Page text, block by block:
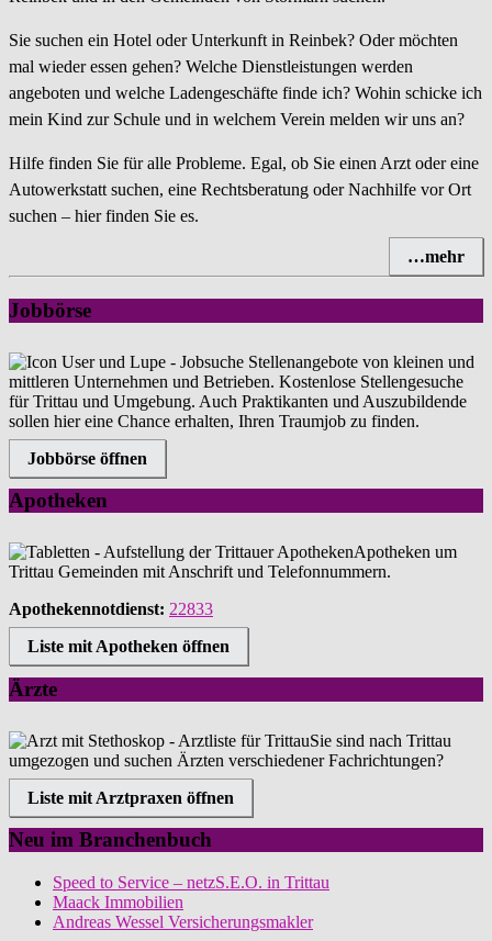
Sie suchen ein Hotel oder Unterkunft in Reinbek? Oder möchten
mal wieder essen gehen? Welche Dienstleistungen werden
angeboten und welche Ladengeschäfte finde ich? Wohin schicke ich
mein Kind zur Schule und in welchem Verein melden wir uns an?
Hilfe finden Sie für alle Probleme. Egal, ob Sie einen Arzt oder eine
Autowerkstatt suchen, eine Rechtsberatung oder Nachhilfe vor Ort
suchen – hier finden Sie es.
…mehr
Jobbörse
Stellenangebote von kleinen und
mittleren Unternehmen und Betrieben. Kostenlose Stellengesuche
für Trittau und Umgebung. Auch Praktikanten und Auszubildende
sollen hier eine Chance erhalten, Ihren Traumjob zu finden.
Jobbörse öffnen
Apotheken
Apotheken um
Trittau Gemeinden mit Anschrift und Telefonnummern.
Apothekennotdienst: 22833
Liste mit Apotheken öffnen
Ärzte
Sie sind nach Trittau
umgezogen und suchen Ärzten verschiedener Fachrichtungen?
Liste mit Arztpraxen öffnen
Neu im Branchenbuch
Speed to Service – netzS.E.O. in Trittau
Maack Immobilien
Andreas Wessel Versicherungsmakler